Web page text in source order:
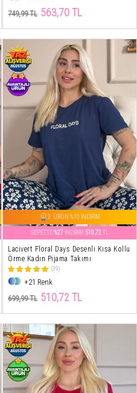
749,99 TL 563,70 TL
2. ÜRÜN %10 İNDİRİM
SEPETTE%27 İNDİRİM 510,72 TL
Lacivert Floral Days Desenli Kısa Kollu
Örme Kadın Pijama Takımı
(39)
+21 Renk
699,99 TL 510,72 TL